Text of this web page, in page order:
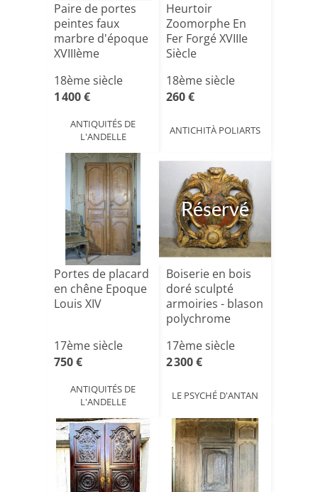
Paire de portes
peintes faux
marbre d'époque
XVIIIème
18ème siècle
1 400 €
ANTIQUITÉS DE
L'ANDELLE
Heurtoir
Zoomorphe En
Fer Forgé XVIIIe
Siècle
18ème siècle
260 €
ANTICHITÀ POLIARTS
Portes de placard
en chêne Epoque
Louis XIV
17ème siècle
750 €
ANTIQUITÉS DE
L'ANDELLE
Réservé
Boiserie en bois
doré sculpté
armoiries - blason
polychrome
17ème siècle
2 300 €
LE PSYCHÉ D'ANTAN